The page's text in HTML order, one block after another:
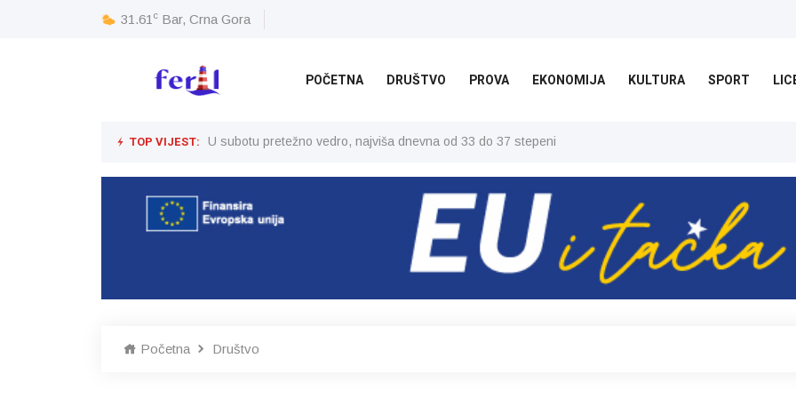
31.61 c Bar, Crna Gora
POČETNA DRUŠTVO PROVA EKONOMIJA KULTURA SPORT
TOP VIJEST: U subotu pretežno vedro, najviša dnevna od 33 do 37 stepeni
Početna Društvo